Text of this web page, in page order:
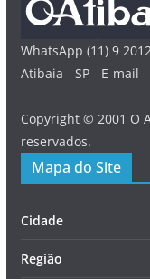
WhatsApp (11) 9
Atibaia - SP - E-mail
Copyright © 2001 O
reservados.
Mapa do Site
Cidade
Região